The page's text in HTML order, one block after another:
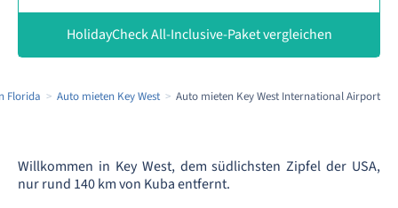
HolidayCheck All-Inclusive-Paket vergleichen
Florida Auto mieten Key West Auto mieten Key West International Airport
Willkommen in Key West, dem südlichsten Zipfel der USA,
nur rund 140 km von Kuba entfernt.